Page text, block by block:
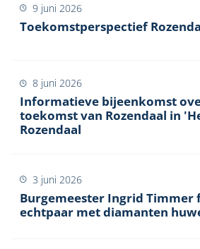
Toekomstperspectief
9 juni 2026
Informatieve bijeenkomst
toekomst van Rozendaal in
Rozendaal
8 juni 2026
Burgemeester Ingrid
echtpaar met diamanten
3 juni 2026